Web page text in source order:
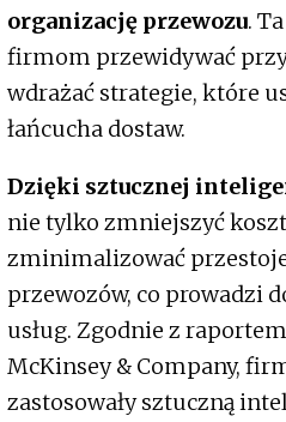
organizację przewozu.
firmom przewidywać
wdrażać strategie, które
łańcucha dostaw.
Dzięki sztucznej
nie tylko zmniejszyć
zminimalizować
przewozów, co prowadzi
usług. Zgodnie z
McKinsey & Company,
zastosowały sztuczną